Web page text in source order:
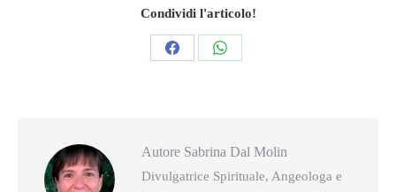
Condividi l'articolo!
CondividiCondividi
Autore Sabrina Dal Molin
Divulgatrice Spirituale, Angeologa e